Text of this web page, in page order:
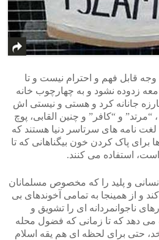
قابل فهم و احترام نیست و تا
زدوده نشود و به چهارچوب خانه
جانانه کرد و هستی و نیستی اش
“مرتد” و “کافر” و چنین القابی، پوچ
لغت نامه های سرتاسر دنیا هستند که
برای پاک کردن خون بیگناهانی که تا
استفاده می کنند.
و پلید را که مخصوص مسلمانان
و از همینجا به تمامی آخوندهای بی
ناجوانمردانه ای را تشویق و
دهد که تا زمانی که فضول محله
حتی برای لحظه ای هم یقه اسلام